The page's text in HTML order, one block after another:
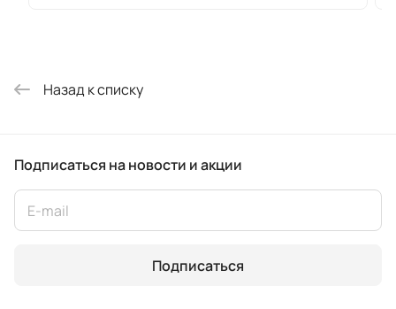
Назад к списку
Подписаться на новости и акции
Подписаться